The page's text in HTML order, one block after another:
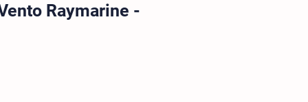
Raymarine -